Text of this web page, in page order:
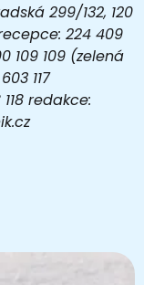
299/132, 120
224 409
109 109 (zelená
117
118 redakce: